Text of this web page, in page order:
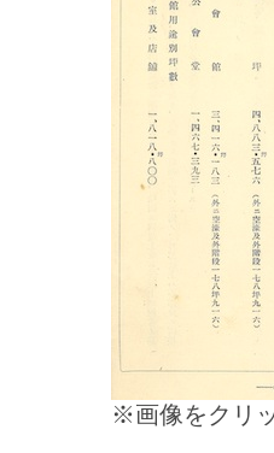
※画像をクリ